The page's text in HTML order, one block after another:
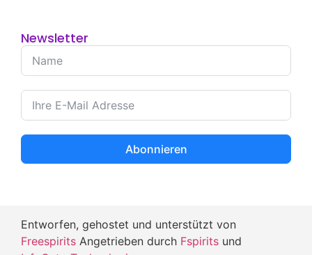
Newsletter
Abonnieren
Entworfen, gehostet und unterstützt von
Freespirits Angetrieben durch Fspirits und